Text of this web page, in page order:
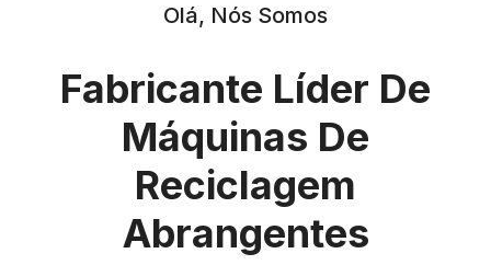
Olá, Nós Somos
Fabricante Líder De
Máquinas De
Reciclagem
Abrangentes